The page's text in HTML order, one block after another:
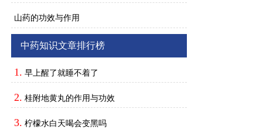
山药的功效与作用
中药知识文章排行榜
1. 早上醒了就睡不着了
2. 桂附地黄丸的作用与功效
3. 柠檬水白天喝会变黑吗